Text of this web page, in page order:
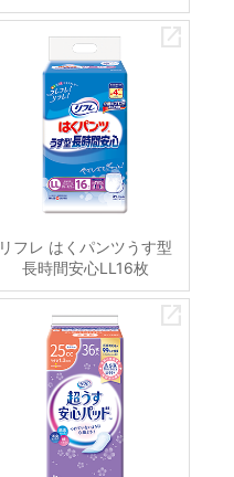
リフレ はくパンツうす型
長時間安心LL16枚